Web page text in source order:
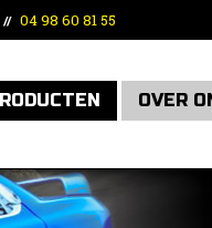
// 04 98 60 81 55
OVER